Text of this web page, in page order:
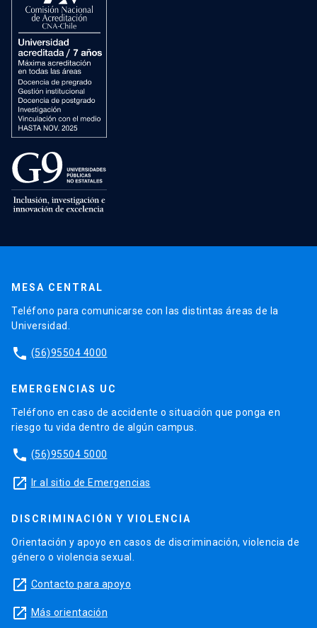
MESA CENTRAL
Teléfono para comunicarse con las distintas áreas de la
Universidad.
phone (56)95504 4000
EMERGENCIAS UC
Teléfono en caso de accidente o situación que ponga en
riesgo tu vida dentro de algún campus.
phone (56)95504 5000
launch Ir al sitio de Emergencias
DISCRIMINACIÓN Y VIOLENCIA
Orientación y apoyo en casos de discriminación, violencia de
género o violencia sexual.
launch Contacto para apoyo
launch Más orientación